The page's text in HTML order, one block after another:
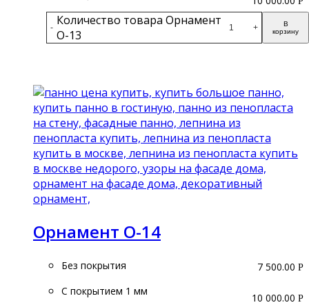
- Количество товара Орнамент
О-13
+
В
корзину
Орнамент О-14
Без покрытия
С покрытием 1 мм
7 500.00 Р
10 000.00 Р